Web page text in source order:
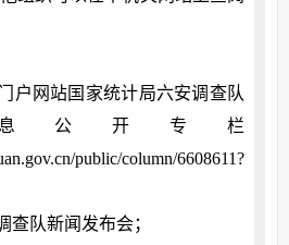
户网站国家统计局六安调查队
公开专栏
public/column/6608611?
查队新闻发布会；